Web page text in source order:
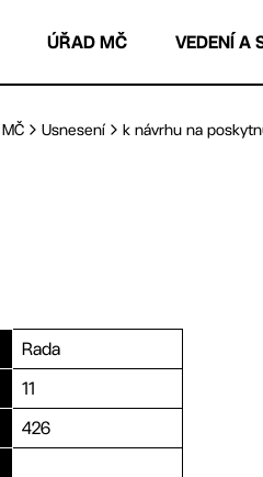
ÚŘAD MČ VEDENÍ A
Usnesení k návrhu na
Rada
11
426